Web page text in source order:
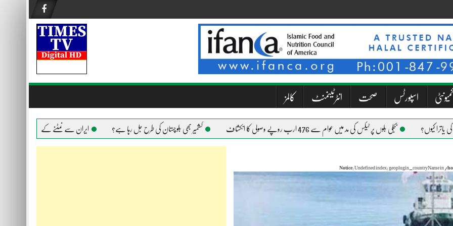
کمیونٹی اسپورٹس صحت انٹرٹینمنٹ کالمز
بجلی بلوں پر ٹیکس کی مد میں عوام سے 476 ارب روپے وصولی کا انکشاف کشمیر بھی بلوچستان کی طرح جل رہا ہے؟ ایران سے نمٹنے کے لیے امریکا ہر
Notice: Undefined index: geoplugin_countryName in /